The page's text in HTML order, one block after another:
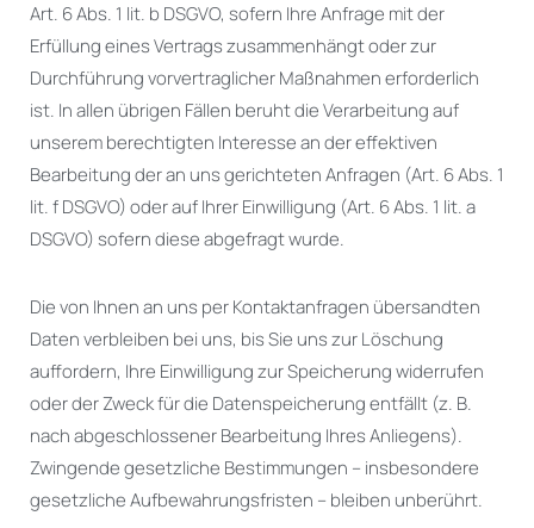
Art. 6 Abs. 1 lit. b DSGVO, sofern Ihre Anfrage mit der
Erfüllung eines Vertrags zusammenhängt oder zur
Durchführung vorvertraglicher Maßnahmen erforderlich
ist. In allen übrigen Fällen beruht die Verarbeitung auf
unserem berechtigten Interesse an der effektiven
Bearbeitung der an uns gerichteten Anfragen (Art. 6 Abs. 1
lit. f DSGVO) oder auf Ihrer Einwilligung (Art. 6 Abs. 1 lit. a
DSGVO) sofern diese abgefragt wurde.
Die von Ihnen an uns per Kontaktanfragen übersandten
Daten verbleiben bei uns, bis Sie uns zur Löschung
auffordern, Ihre Einwilligung zur Speicherung widerrufen
oder der Zweck für die Datenspeicherung entfällt (z. B.
nach abgeschlossener Bearbeitung Ihres Anliegens).
Zwingende gesetzliche Bestimmungen – insbesondere
gesetzliche Aufbewahrungsfristen – bleiben unberührt.